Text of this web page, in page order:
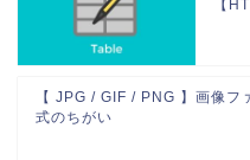
【
【 JPG / GIF / PNG 】画像フ
式のちがい